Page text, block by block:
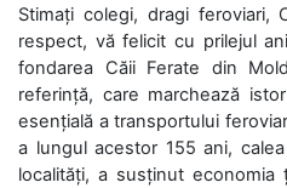
Stimați colegi, dragi feroviari,
respect, vă felicit cu prilejul
fondarea Căii Ferate din
referință, care marchează
esențială a transportului
a lungul acestor 155 ani,
localități, a susținut